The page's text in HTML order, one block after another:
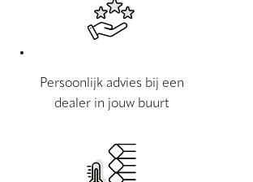
Persoonlijk advies bij een
dealer in jouw buurt